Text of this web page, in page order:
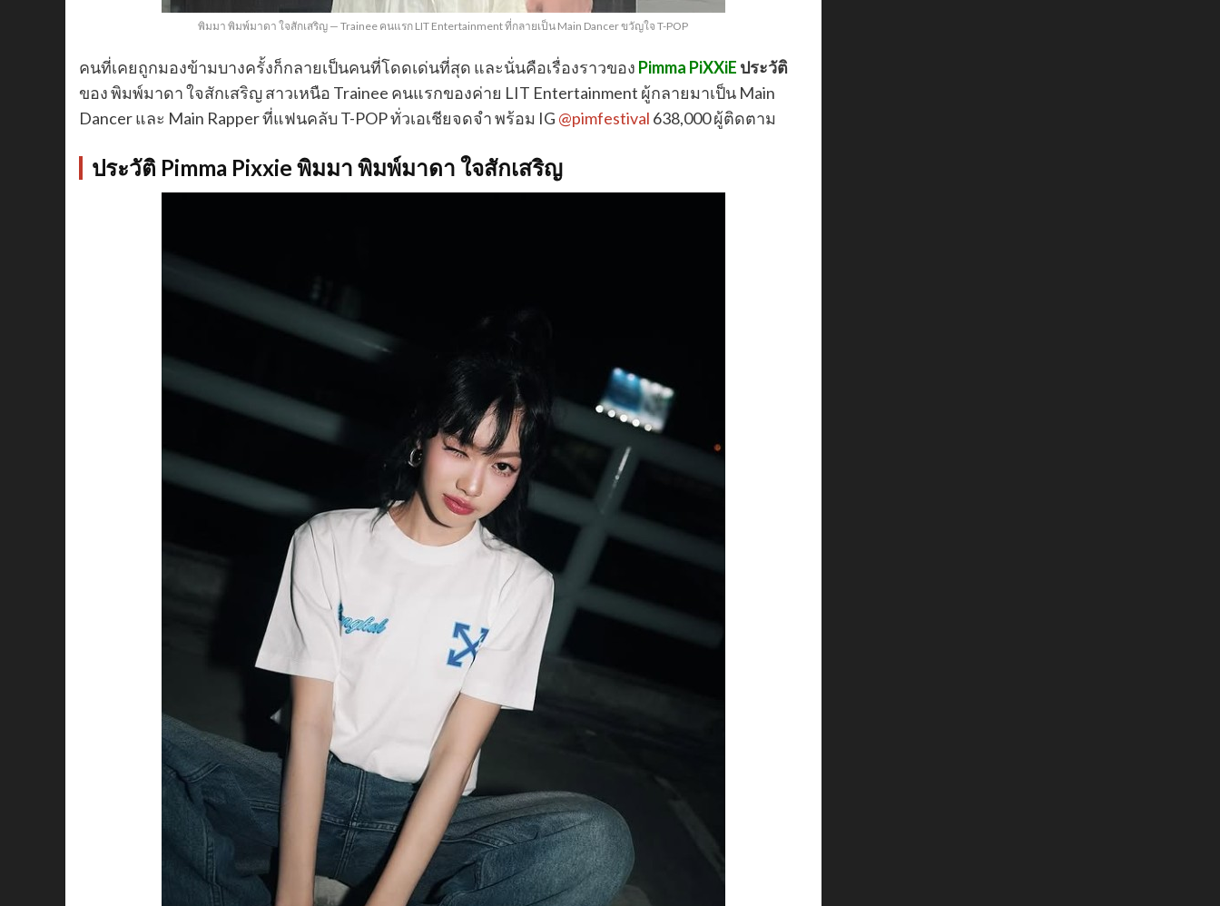
พิมมา พิมพ์มาดา ใจสักเสริญ — Trainee คนแรก LIT Entertainment ที่กลายเป็น Main Dancer ขวัญใจ T-POP
คนที่เคยถูกมองข้ามบางครั้งก็กลายเป็นคนที่โดดเด่นที่สุด และนั่นคือเรื่องราวของ Pimma PiXXiE ประวัติ
ของ พิมพ์มาดา ใจสักเสริญ สาวเหนือ Trainee คนแรกของค่าย LIT Entertainment ผู้กลายมาเป็น Main
Dancer และ Main Rapper ที่แฟนคลับ T-POP ทั่วเอเชียจดจำ พร้อม IG @pimfestival 638,000 ผู้ติดตาม
ประวัติ Pimma Pixxie พิมมา พิมพ์มาดา ใจสักเสริญ